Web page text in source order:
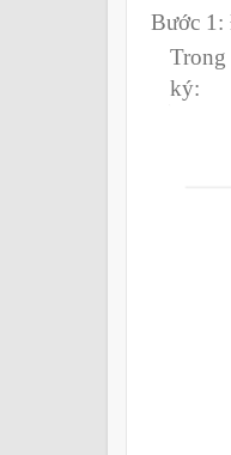
Bước 1:
Trong
ký: